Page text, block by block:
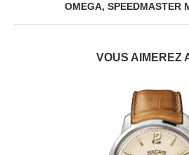
OMEGA, SPEEDMASTER
VOUS AIMEREZ